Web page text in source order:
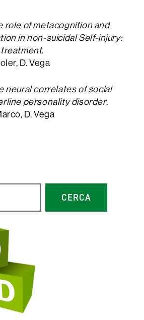
role of metacognition and
in non-suicidal Self-injury:
.
D. Vega
neural correlates of social
personality disorder.
D. Vega
CERCA